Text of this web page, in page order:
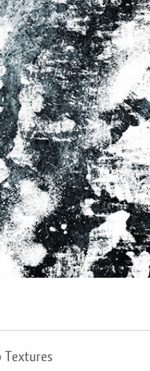
Εκπαίδευσης AI
Textures